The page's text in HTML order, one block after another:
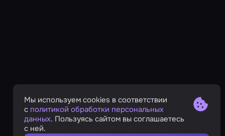
Мы используем cookies в соответствии
с политикой обработки персональных
данных. Пользуясь сайтом вы соглашаетесь
с ней.